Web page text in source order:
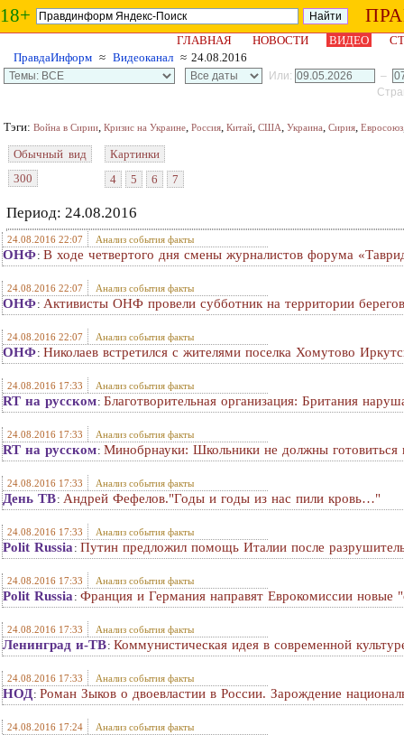
18+
ГЛАВНАЯ НОВОСТИ ВИДЕО
ПравдаИнформ ≈ Видеоканал ≈ 24.08.2016
Или:
–
Тэги: Война в Сирии, Кризис на Украине, Россия, Китай, США, Украина, Сирия, Евросоюз
Обычный вид
300
Картинки
4
5 6 7
Период: 24.08.2016
24.08.2016 22:07 Анализ события факты
ОНФ: В ходе четвертого дня смены журналистов форума
24.08.2016 22:07 Анализ события факты
ОНФ: Активисты ОНФ провели субботник на территории
24.08.2016 22:07 Анализ события факты
ОНФ: Николаев встретился с жителями поселка Хомутово
24.08.2016 17:33 Анализ события факты
RT на русском: Благотворительная организация: Британия
24.08.2016 17:33 Анализ события факты
RT на русском: Минобрнауки: Школьники не должны
24.08.2016 17:33 Анализ события факты
День ТВ: Андрей Фефелов."Годы и годы из нас пили кровь…"
24.08.2016 17:33 Анализ события факты
Polit Russia : Путин предложил помощь Италии после
24.08.2016 17:33 Анализ события факты
Polit Russia : Франция и Германия направят Еврокомиссии новые
24.08.2016 17:33 Анализ события факты
Ленинград и-ТВ: Коммунистическая идея в современной
24.08.2016 17:33 Анализ события факты
НОД: Роман Зыков о двоевластии в России. Зарождение
24.08.2016 17:24 Анализ события факты